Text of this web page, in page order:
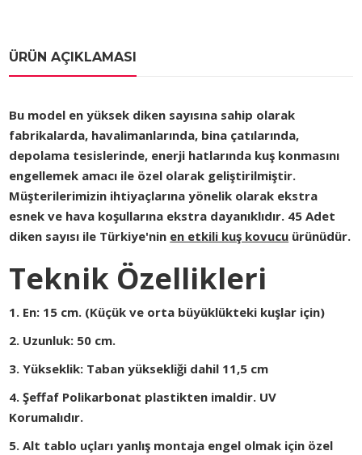
ÜRÜN AÇIKLAMASI
Bu model en yüksek diken sayısına sahip olarak
fabrikalarda, havalimanlarında, bina çatılarında,
depolama tesislerinde, enerji hatlarında kuş konmasını
engellemek amacı ile özel olarak geliştirilmiştir.
Müşterilerimizin ihtiyaçlarına yönelik olarak ekstra
esnek ve hava koşullarına ekstra dayanıklıdır. 45 Adet
diken sayısı ile Türkiye'nin en etkili kuş kovucu ürünüdür.
Teknik Özellikleri
1. En: 15 cm. (Küçük ve orta büyüklükteki kuşlar için)
2. Uzunluk: 50 cm.
3. Yükseklik: Taban yüksekliği dahil 11,5 cm
4. Şeffaf Polikarbonat plastikten imaldir. UV
Korumalıdır.
5. Alt tablo uçları yanlış montaja engel olmak için özel